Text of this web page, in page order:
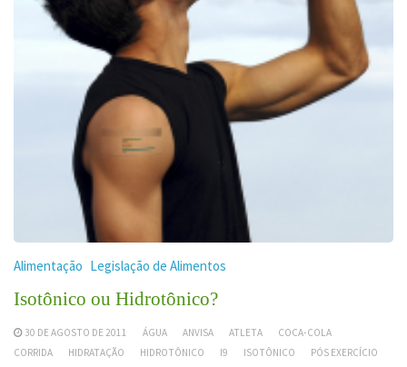
Alimentação Legislação de Alimentos
Isotônico ou Hidrotônico?
30 DE AGOSTO DE 2011 ÁGUA ANVISA ATLETA
COCA-COLA
CORRIDA
HIDRATAÇÃO HIDROTÔNICO I9 ISOTÔNICO PÓS EXERCÍCIO